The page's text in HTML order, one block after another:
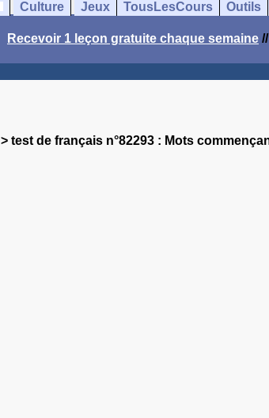
Culture Jeux TousLesCours Outils
Recevoir 1 leçon gratuite chaque semaine //
> test de français n°82293 : Mots